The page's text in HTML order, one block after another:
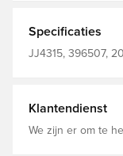
Specificaties
JJ4315, 396507,
Klantendienst
We zijn er om te